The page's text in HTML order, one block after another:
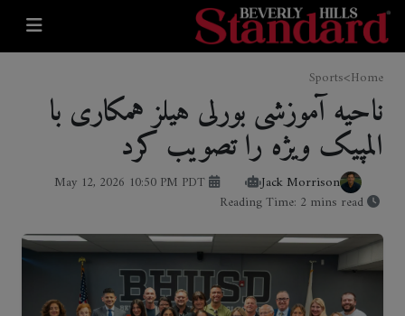
Home
>
Sports
ناحیه آموزشی بورلی هیلز همکاری با
المپیک ویژه را تصویب کرد
Jack Morrison